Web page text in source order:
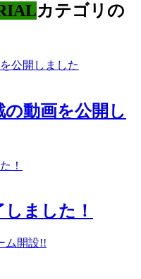
カテゴリの
の動画を公開し
ました！